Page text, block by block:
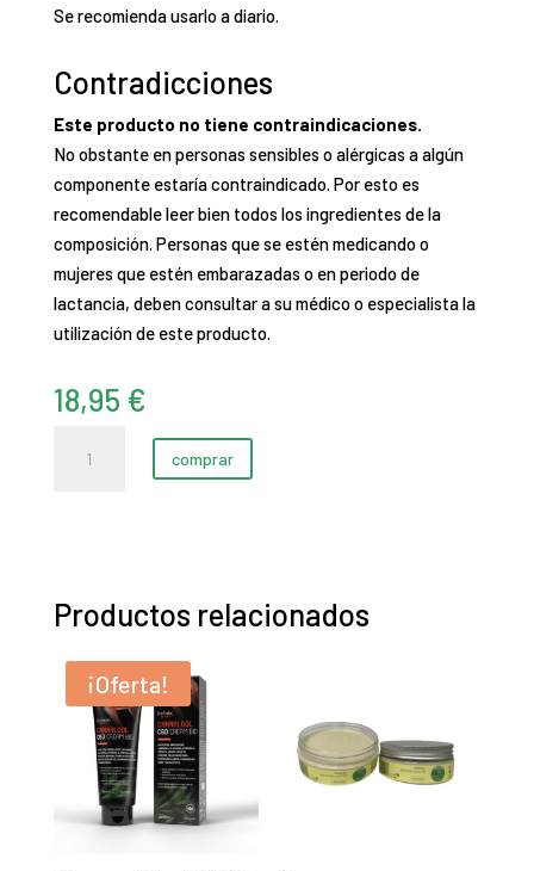
Se recomienda usarlo a diario.
Contradicciones
Este producto no tiene contraindicaciones.
No obstante en personas sensibles o alérgicas a algún
componente estaría contraindicado. Por esto es
recomendable leer bien todos los ingredientes de la
composición. Personas que se estén medicando o
mujeres que estén embarazadas o en periodo de
lactancia, deben consultar a su médico o especialista la
utilización de este producto.
18,95 €
cantidad
comprar
Productos relacionados
¡Oferta!